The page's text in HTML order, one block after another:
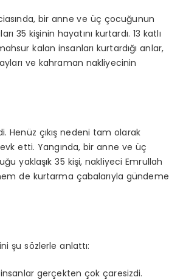
bir anne ve üç çocuğunun
35 kişinin hayatını kurtardı. 13 katlı
kalan insanları kurtardığı anlar,
ve kahraman nakliyecinin
Henüz çıkış nedeni tam olarak
etti. Yangında, bir anne ve üç
yaklaşık 35 kişi, nakliyeci Emrullah
de kurtarma çabalarıyla gündeme
şu sözlerle anlattı:
gerçekten çok çaresizdi.